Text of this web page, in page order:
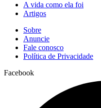
A vida como ela foi
Artigos
Sobre
Anuncie
Fale conosco
Política de Privacidade
Facebook